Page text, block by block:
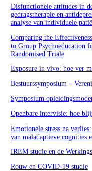
Disfunctionele attitudes in
gedragstherapie en
analyse van individuele
Comparing the
to Group Psychoeducation
Randomised Triale
Exposure in vivo: hoe ver
Bestuurssymposium –
Symposium
Openbare intervisie: hoe
Emotionele stress na
van maladaptieve cognities
IREM studie en de
Rouw en COVID-19 studie